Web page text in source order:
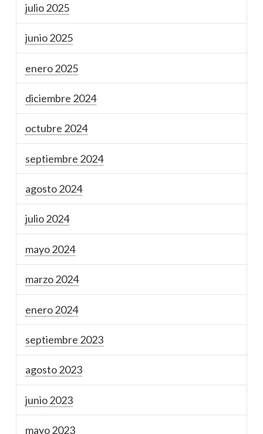
julio 2025
junio 2025
enero 2025
diciembre 2024
octubre 2024
septiembre 2024
agosto 2024
julio 2024
mayo 2024
marzo 2024
enero 2024
septiembre 2023
agosto 2023
junio 2023
mayo 2023